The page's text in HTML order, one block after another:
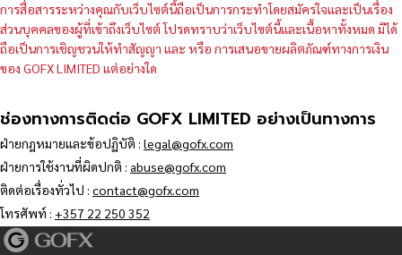
การสื่อสารระหว่างคุณกับเว็บไซต์นี้ถือเป็นการกระทำโดยสมัครใจและเป็นเรื่อง
ส่วนบุคคลของผู้ที่เข้าถึงเว็บไซต์ โปรดทราบว่าเว็บไซต์นี้และเนื้อหาทั้งหมด มิได้
ถือเป็นการเชิญชวนให้ทำสัญญา และ หรือ การเสนอขายผลิตภัณฑ์ทางการเงิน
ของ GOFX LIMITED แต่อย่างใด
ช่องทางการติดต่อ GOFX LIMITED อย่างเป็นทางการ
ฝ่ายกฎหมายและข้อปฏิบัติ : legal@gofx.com
ฝ่ายการใช้งานที่ผิดปกติ : abuse@gofx.com
ติดต่อเรื่องทั่วไป : contact@gofx.com
โทรศัพท์ : +357 22 250 352